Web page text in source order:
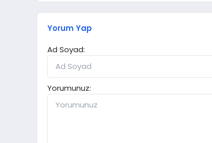
Yorum Yap
Ad Soyad:
Yorumunuz: